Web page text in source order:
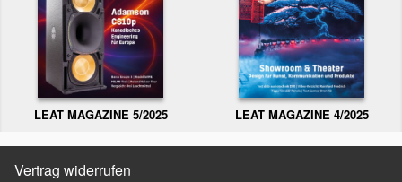
LEAT MAGAZINE 5/2025 LEAT MAGAZINE 4/2025
Vertrag widerrufen